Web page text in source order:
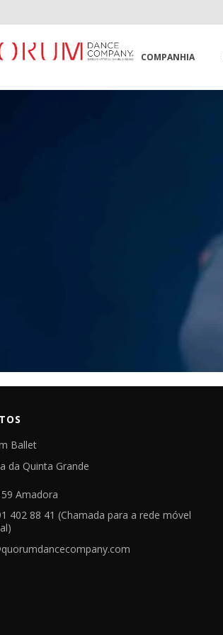
COMPANHIA
Ballet
da Quinta Grande
Amadora
402 88 41 (Chamada para a rede móvel